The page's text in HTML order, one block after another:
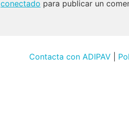
conectado para publicar un
Contacta con ADIPAV|